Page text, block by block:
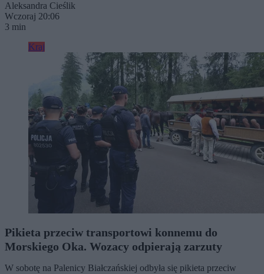
Aleksandra Cieślik
Wczoraj 20:06
3 min
Kraj
Pikieta przeciw transportowi konnemu do
Morskiego Oka. Wozacy odpierają zarzuty
W sobotę na Palenicy Białczańskiej odbyła się pikieta przeciw